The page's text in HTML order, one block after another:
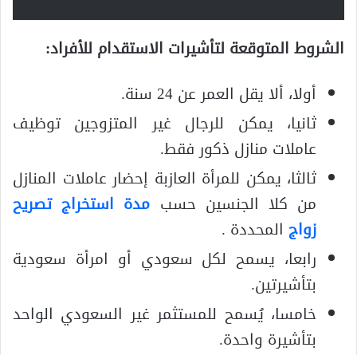
الشروط المتوقعة لتأشيرات الاستقدام للأفراد:
أولا، ألا يقل العمر عن 24 سنة.
ثانيا، يمكن للرجال غير المتزوجين توظيف
عاملات منازل ذكور فقط.
ثالثا، يمكن للمرأة العازبة إحضار عاملات المنازل
من كلا الجنسين حسب مدة استخراج تصريح
زواج المحددة .
رابعا، يسمح لكل سعودي أو امرأة سعودية
بتأشيرتين.
خامسا، يُسمح للمستثمر غير السعودي الواحد
بتأشيرة واحدة.